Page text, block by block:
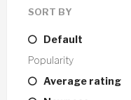
SORT BY
Default
Popularity
Average rating